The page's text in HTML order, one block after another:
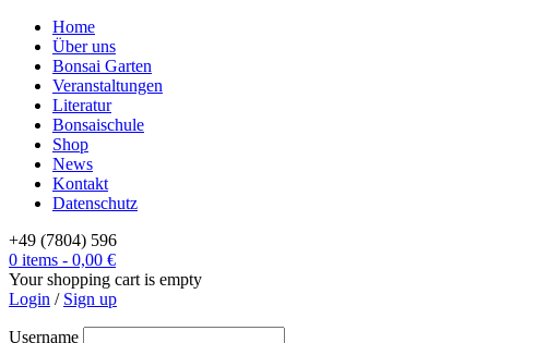
Home
Über uns
Bonsai Garten
Veranstaltungen
Literatur
Bonsaischule
Shop
News
Kontakt
Datenschutz
+49 (7804) 596
0 items - 0,00 €
Your shopping cart is empty
Login / Sign up
Username